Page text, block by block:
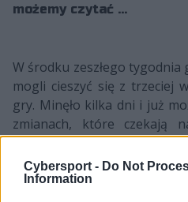
Cybersport - Do Not
Information
możemy czytać ...
W środku zeszłego tygodnia
mogli cieszyć się z trzeciej
gry. Minęło kilka dni i już
zmianach, które czekają
oczywiście za sprawą
LoL-a, czyli Marka
ponowniezapowiedział